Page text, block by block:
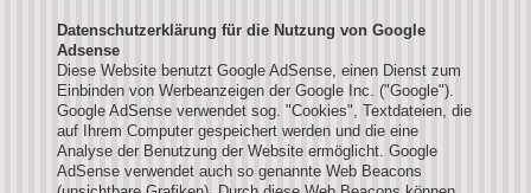
Datenschutzerklärung für die Nutzung von Google
Adsense
Diese Website benutzt Google AdSense, einen Dienst zum
Einbinden von Werbeanzeigen der Google Inc. ("Google").
Google AdSense verwendet sog. "Cookies", Textdateien, die
auf Ihrem Computer gespeichert werden und die eine
Analyse der Benutzung der Website ermöglicht. Google
AdSense verwendet auch so genannte Web Beacons